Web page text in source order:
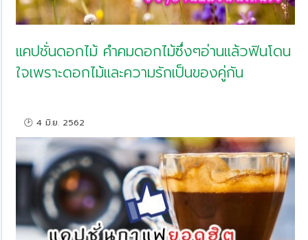
แคปชั่นดอกไม้ คำคมดอกไม้ซึ่งๆอ่านแล้วฟินโดน
ใจเพราะดอกไม้และความรักเป็นของคู่กัน
🕑 4 มิ.ย. 2562